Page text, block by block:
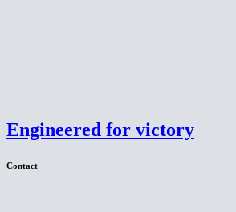
Engineered for victory
Contact